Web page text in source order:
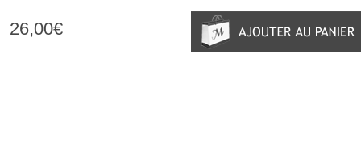
26,00€